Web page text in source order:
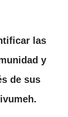
las
y
de sus